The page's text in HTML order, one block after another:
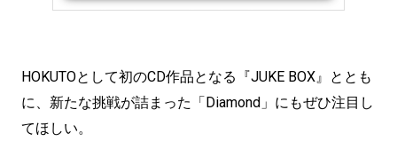
HOKUTOとして初のCD作品となる『JUKE BOX』ととも
に、新たな挑戦が詰まった「Diamond」にもぜひ注目し
てほしい。